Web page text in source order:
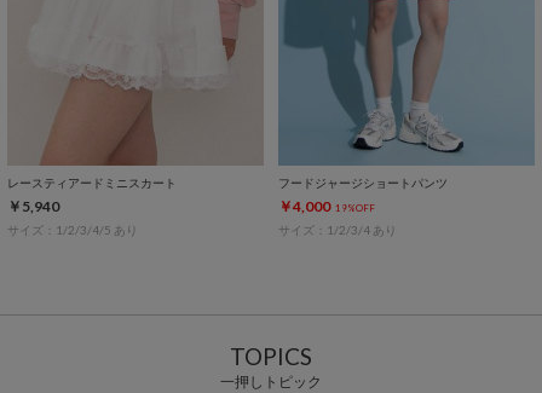
レースティアードミニスカート
￥5,940
サイズ：1/2/3/4/5 あり
フードジャージショートパンツ
￥4,000 19%OFF
サイズ：1/2/3/4 あり
TOPICS
一押しトピック